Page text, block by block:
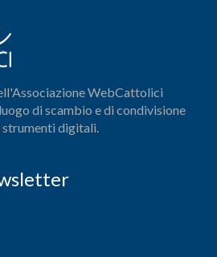
WebCattolici
di scambio e di condivisione
digitali.